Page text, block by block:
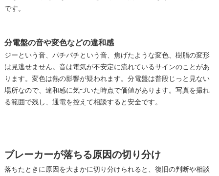
です。
分電盤の音や変色などの違和感
ジーという音、パチパチという音、焦げたような変色、樹脂の変形
は見逃せません。音は電気が不安定に流れているサインのことがあ
ります。変色は熱の影響が疑われます。分電盤は普段じっと見ない
場所なので、違和感に気づいた時点で価値があります。写真を撮れ
る範囲で残し、通電を控えて相談すると安全です。
ブレーカーが落ちる原因の切り分け
落ちたときに原因を大まかに切り分けられると、復旧の判断や相談